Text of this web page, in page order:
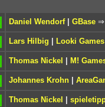
Daniel Wendorf| GBase
Lars Hilbig | Looki Games
Thomas Nickel | M!
Johannes Krohn|
Thomas Nickel |